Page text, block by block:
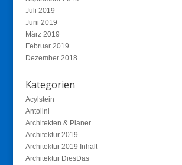
Juli 2019
Juni 2019
März 2019
Februar 2019
Dezember 2018
Kategorien
Acylstein
Antolini
Architekten & Planer
Architektur 2019
Architektur 2019 Inhalt
Architektur DiesDas